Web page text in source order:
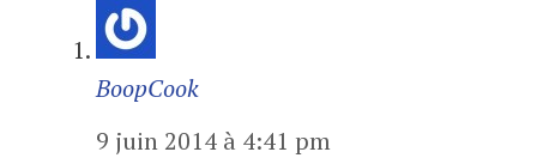
BoopCook
9 juin 2014 à 4:41 pm